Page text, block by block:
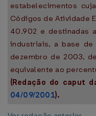
estabelecimentos
Códigos de Atividade
40.902 e destinadas
industriais, a base
dezembro de 2003,
equivalente ao
(Redação do caput
04/09/2001).